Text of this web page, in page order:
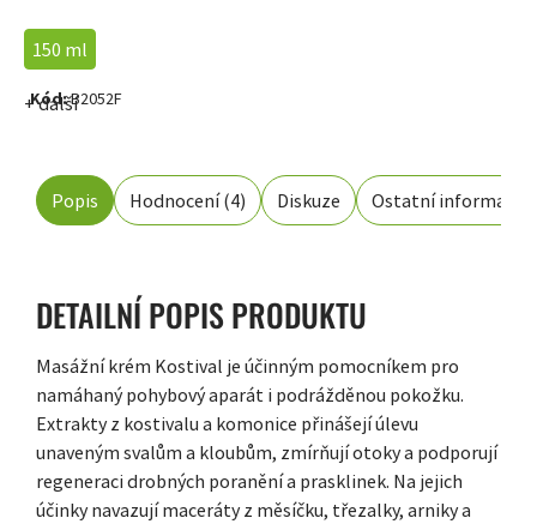
150 ml
+ další
Kód:B2052F
Popis Hodnocení (4) Diskuze Ostatní informace
DETAILNÍ POPIS PRODUKTU
Masážní krém Kostival je účinným pomocníkem pro
namáhaný pohybový aparát i podrážděnou pokožku.
Extrakty z kostivalu a komonice přinášejí úlevu
unaveným svalům a kloubům, zmírňují otoky a podporují
regeneraci drobných poranění a prasklinek. Na jejich
účinky navazují maceráty z měsíčku, třezalky, arniky a